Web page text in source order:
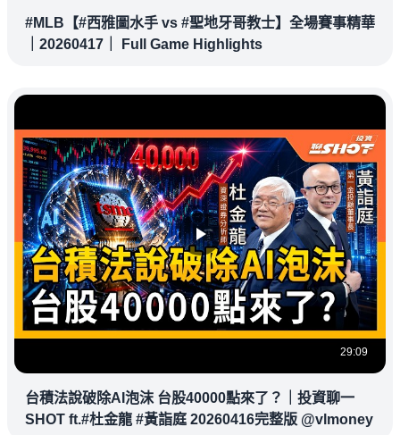
#MLB【#西雅圖水手 vs #聖地牙哥教士】全場賽事精華
｜20260417｜ Full Game Highlights
29:09
台積法說破除AI泡沫 台股40000點來了？｜投資聊一
SHOT ft.#杜金龍 #黃詣庭 20260416完整版 @vlmoney